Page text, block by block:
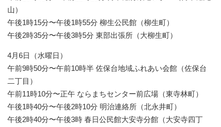
山）
午後1時15分〜午後1時55分 柳生公民館（柳生町）
午後2時35分〜午後3時5分 東部出張所（大柳生町）
4月6日（水曜日）
午前9時50分〜午前10時半 佐保台地域ふれあい会館（佐保台
二丁目）
午前11時10分〜正午 ならまちセンター前広場（東寺林町）
午後1時40分〜午後2時10分 明治連絡所（北永井町）
午後2時40分〜午後3時 春日公民館大安寺分館（大安寺四丁